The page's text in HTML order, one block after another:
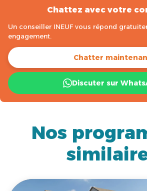
Chattez avec votre
Un conseiller INEUF vous répond
engagement.
Chatter
Discuter sur
Nos